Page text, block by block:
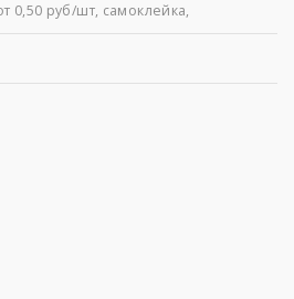
0,50 руб/шт, самоклейка,